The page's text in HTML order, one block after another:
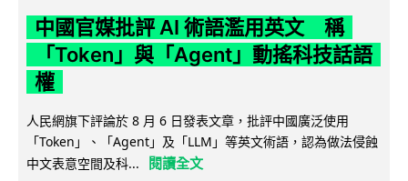
中國官媒批評 AI 術語濫用英文 稱
「Token」與「Agent」動搖科技話語
權
人民網旗下評論於 8 月 6 日發表文章，批評中國廣泛使用
「Token」、「Agent」及「LLM」等英文術語，認為做法侵蝕
中文表意空間及科...
閱讀全文